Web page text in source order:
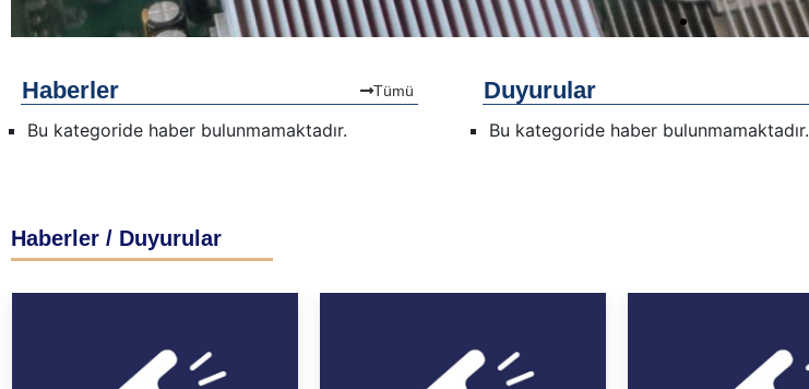
Haberler Tümü
Bu kategoride haber bulunmamaktadır.
Duyurular
Bu kategoride haber bulunmamaktadır.
Haberler / Duyurular